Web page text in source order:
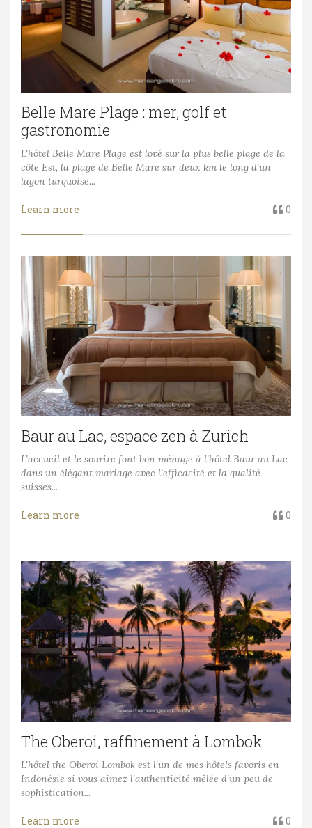
Belle Mare Plage : mer, golf et
gastronomie
L'hôtel Belle Mare Plage est lové sur la plus belle plage de la
côte Est, la plage de Belle Mare sur deux km le long d'un
lagon turquoise...
Learn more 0
Baur au Lac, espace zen à Zurich
L’accueil et le sourire font bon ménage à l'hôtel Baur au Lac
dans un élégant mariage avec l’efficacité et la qualité
suisses...
Learn more 0
The Oberoi, raffinement à Lombok
L'hôtel the Oberoi Lombok est l'un de mes hôtels favoris en
Indonésie si vous aimez l'authenticité mêlée d'un peu de
sophistication...
Learn more 0